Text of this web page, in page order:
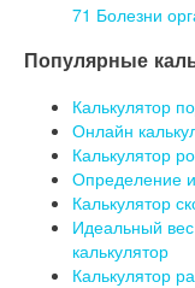
71 Болезни
Популярные
Калькулятор
Онлайн
Калькулятор
Определение
Калькулятор
Идеальный
калькулятор
Калькулятор